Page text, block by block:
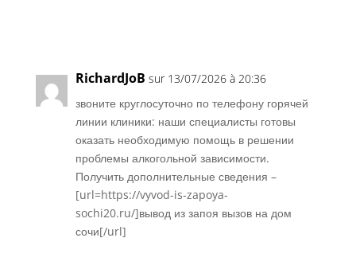
RichardJoB sur 13/07/2026 à 20:36
звоните круглосуточно по телефону горячей
линии клиники: наши специалисты готовы
оказать необходимую помощь в решении
проблемы алкогольной зависимости.
Получить дополнительные сведения –
[url=https://vyvod-is-zapoya-
sochi20.ru/]вывод из запоя вызов на дом
сочи[/url]